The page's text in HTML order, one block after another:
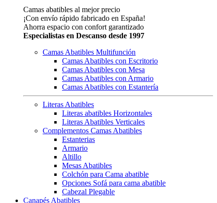
Camas abatibles al mejor precio
¡Con envío rápido fabricado en España!
Ahorra espacio con confort garantizado
Especialistas en Descanso desde 1997
Camas Abatibles Multifunción
Camas Abatibles con Escritorio
Camas Abatibles con Mesa
Camas Abatibles con Armario
Camas Abatibles con Estantería
Literas Abatibles
Literas abatibles Horizontales
Literas Abatibles Verticales
Complementos Camas Abatibles
Estanterias
Armario
Altillo
Mesas Abatibles
Colchón para Cama abatible
Opciones Sofá para cama abatible
Cabezal Plegable
Canapés Abatibles